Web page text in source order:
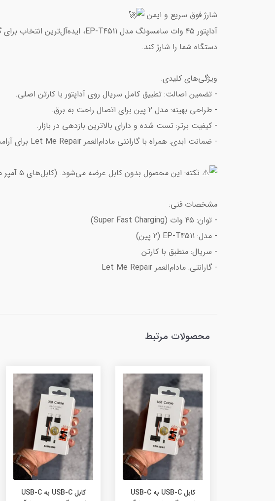
شارژ فوق سریع و ایمن
دستگاه شما را شارژ کند.
ویژگی‌های کلیدی:
- تضمین اصالت: تطبیق کامل سریال روی آداپتور با کارتن اصلی.
- طراحی بهینه: مدل ۲ پین برای اتصال راحت به برق.
- کیفیت برتر: تست شده و دارای بالاترین بازدهی در بازار.
- ضمانت ابدی: همراه با گارانتی مادام‌العمر Let Me Repair برای آرامش خاطر شما.
نکته: این محصول بدون کابل عرضه می‌شود. (کابل‌های ۵ آمپر مناسب این مدل در بخش لوازم جانبی موجود است).
مشخصات فنی:
- توان: ۴۵ وات (Super Fast Charging)
- مدل: EP-T4511 (۲ پین)
- سریال: منطبق با کارتن
- گارانتی: مادام‌العمر Let Me Repair
محصولات مرتبط
کابل USB-C به USB-C
کابل USB-C به USB-C